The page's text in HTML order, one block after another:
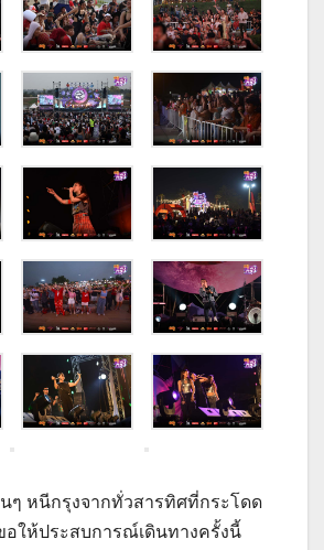
หนีกรุงจากทั่วสารทิศที่กระโดด
ให้ประสบการณ์เดินทางครั้งนี้